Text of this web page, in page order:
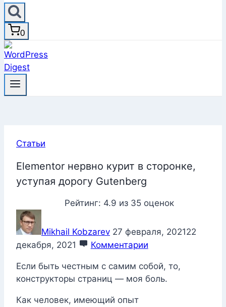
0
Статьи
Elementor нервно курит в сторонке,
уступая дорогу Gutenberg
Рейтинг: 4.9 из 35 оценок
Mikhail Kobzarev 27 февраля, 202122
декабря, 2021
Комментарии
Если быть честным с самим собой, то,
конструкторы страниц — моя боль.
Как человек, имеющий опыт